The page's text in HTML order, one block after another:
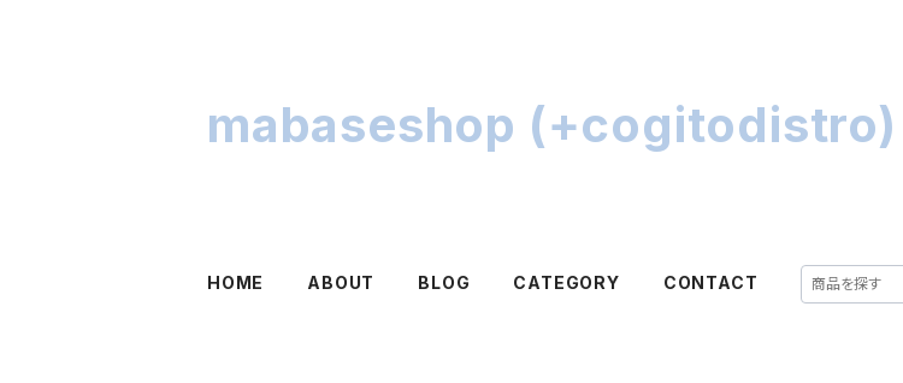
mabaseshop (+cogitodistro)
HOME ABOUT BLOG CATEGORY CONTACT